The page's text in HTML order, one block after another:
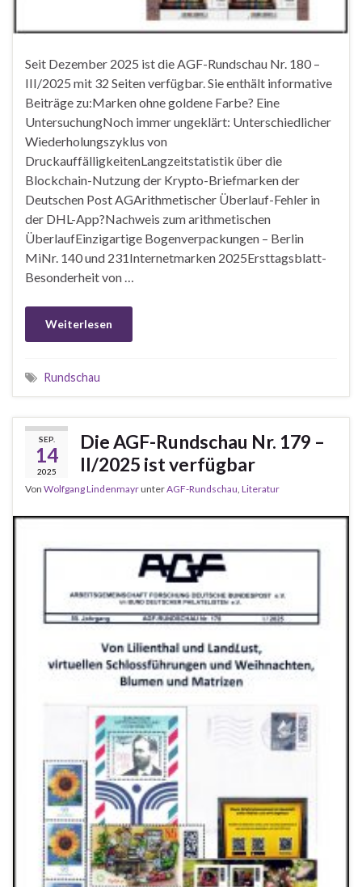
Seit Dezember 2025 ist die AGF-Rundschau Nr. 180 –
III/2025 mit 32 Seiten verfügbar. Sie enthält informative
Beiträge zu:Marken ohne goldene Farbe? Eine
UntersuchungNoch immer ungeklärt: Unterschiedlicher
Wiederholungszyklus von
DruckauffälligkeitenLangzeitstatistik über die
Blockchain-Nutzung der Krypto-Briefmarken der
Deutschen Post AGArithmetischer Überlauf-Fehler in
der DHL-App?Nachweis zum arithmetischen
ÜberlaufEinzigartige Bogenverpackungen – Berlin
MiNr. 140 und 231Internetmarken 2025Ersttagsblatt-
Besonderheit von …
Weiterlesen
Rundschau
SEP.
14
2025
Die AGF-Rundschau Nr. 179 –
II/2025 ist verfügbar
Von Wolfgang LindenmayrunterAGF-Rundschau Literatur